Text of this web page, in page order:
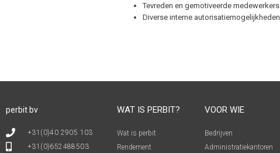
Tevreden en gemotiveerde medewerkers
Diverse interne autorisatiemogelijkheden
perbit bv
+31(0)40 2905 103
+31(0)652488503
WAT IS PERBIT?
Wat is perbit
Rendement
VOOR WIE
Bedrijven
Administratiekantoren